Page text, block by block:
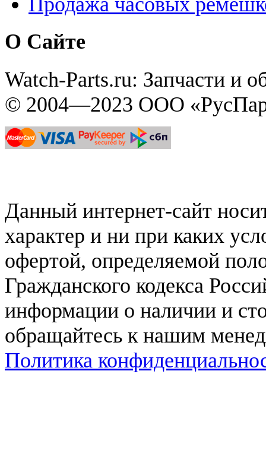
О Сайте
Watch-Parts.ru: Запчасти и
© 2004—2023 ООО
Данный интернет-сайт
характер и ни при каких
офертой, определяемой
Гражданского кодекса
информации о наличии и
обращайтесь к нашим
Политика